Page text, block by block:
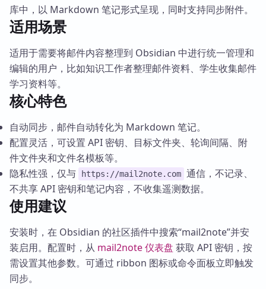
库中，以 Markdown 笔记形式呈现，同时支持同步附件。
适用场景
适用于需要将邮件内容整理到 Obsidian 中进行统一管理和
编辑的用户，比如知识工作者整理邮件资料、学生收集邮件
学习资料等。
核心特色
自动同步，邮件自动转化为 Markdown 笔记。
配置灵活，可设置 API 密钥、目标文件夹、轮询间隔、附
件文件夹和文件名模板等。
隐私性强，仅与
https://mail2note.com 通信，不记录、
不共享 API 密钥和笔记内容，不收集遥测数据。
使用建议
安装时，在 Obsidian 的社区插件中搜索“mail2note”并安
装启用。配置时，从 mail2note 仪表盘 获取 API 密钥，按
需设置其他参数。可通过 ribbon 图标或命令面板立即触发
同步。